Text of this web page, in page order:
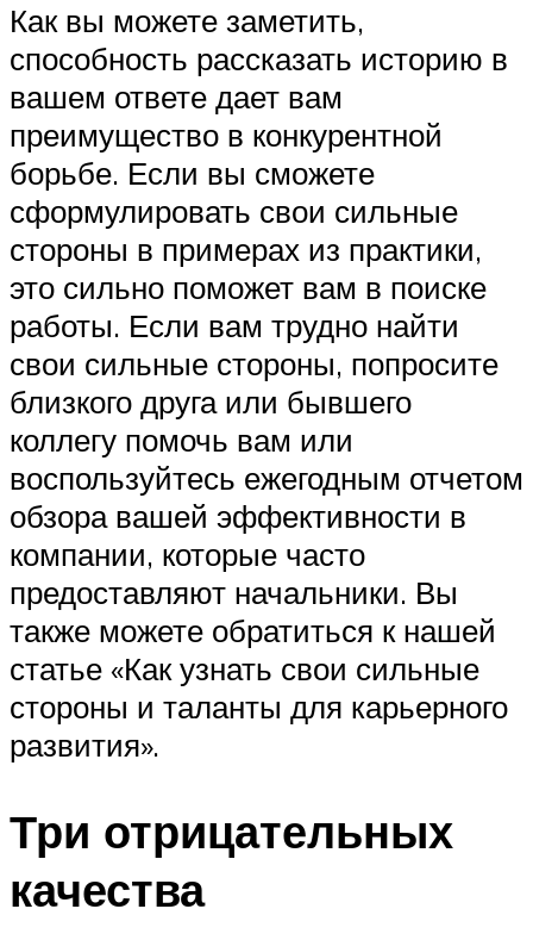
Как вы можете заметить,
способность рассказать историю в
вашем ответе дает вам
преимущество в конкурентной
борьбе. Если вы сможете
сформулировать свои сильные
стороны в примерах из практики,
это сильно поможет вам в поиске
работы. Если вам трудно найти
свои сильные стороны, попросите
близкого друга или бывшего
коллегу помочь вам или
воспользуйтесь ежегодным отчетом
обзора вашей эффективности в
компании, которые часто
предоставляют начальники. Вы
также можете обратиться к нашей
статье «Как узнать свои сильные
стороны и таланты для карьерного
развития».
Три отрицательных
качества